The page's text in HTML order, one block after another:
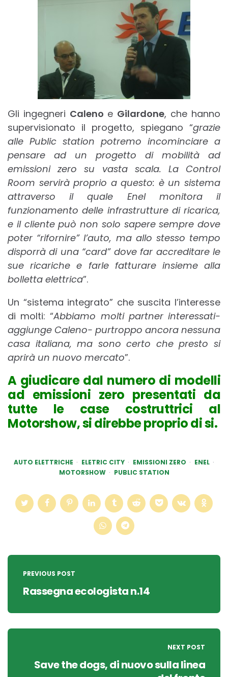
Gli ingegneri Caleno e Gilardone, che hanno
supervisionato il progetto, spiegano “grazie
alle Public station potremo incominciare a
pensare ad un progetto di mobilità ad
emissioni zero su vasta scala. La Control
Room servirà proprio a questo: è un sistema
attraverso il quale Enel monitora il
funzionamento delle infrastrutture di ricarica,
e il cliente può non solo sapere sempre dove
poter “rifornire” l’auto, ma allo stesso tempo
disporrà di una “card” dove far accreditare le
sue ricariche e farle fatturare insieme alla
bolletta elettrica”.
Un “sistema integrato” che suscita l’interesse
di molti: “Abbiamo molti partner interessati-
aggiunge Caleno- purtroppo ancora nessuna
casa italiana, ma sono certo che presto si
aprirà un nuovo mercato”.
A giudicare dal numero di modelli
ad emissioni zero presentati da
tutte le case costruttrici al
Motorshow, si direbbe proprio di si.
AUTO ELETTRICHE ELETRIC CITY EMISSIONI ZERO
ENEL
MOTORSHOW
PUBLIC STATION
Post
navigation
PREVIOUS POST
Rassegna ecologista n.14
NEXT POST
Save the dogs, di nuovo sulla linea